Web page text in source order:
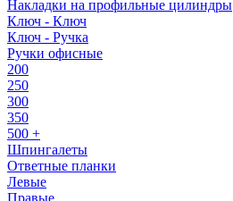
Накладки на профильные цилиндры
Ключ - Ключ
Ключ - Ручка
Ручки офисные
200
250
300
350
500 +
Шпингалеты
Ответные планки
Левые
Правые